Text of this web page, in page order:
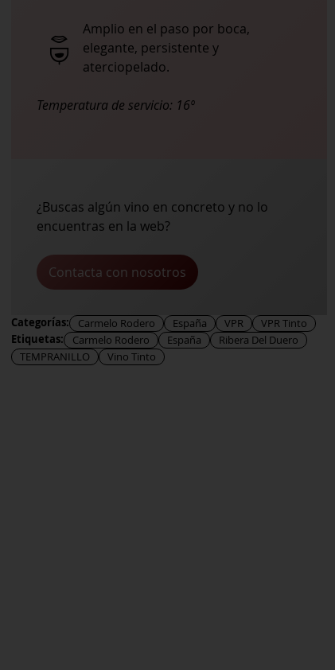
Amplio en el paso por boca,
elegante, persistente y
aterciopelado.
Temperatura de servicio: 16º
¿Buscas algún vino en concreto y no lo
encuentras en la web?
Contacta con nosotros
Categorías: Carmelo Rodero España VPR VPR Tinto
Etiquetas: Carmelo Rodero España
Ribera Del Duero
TEMPRANILLO
Vino Tinto